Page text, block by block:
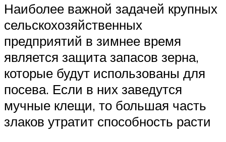
Наиболее важной задачей крупных
сельскохозяйственных
предприятий в зимнее время
является защита запасов зерна,
которые будут использованы для
посева. Если в них заведутся
мучные клещи, то большая часть
злаков утратит способность расти